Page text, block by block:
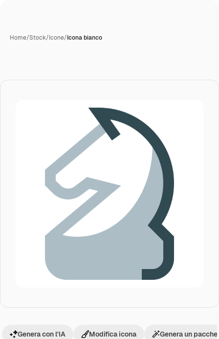
Home/Stock/Icone/Icona bianco
Genera con l'IA Modifica icona Genera un